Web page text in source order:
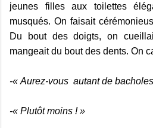
jeunes filles aux toilettes
musqués. On faisait
Du bout des doigts, on
mangeait du bout des dents. On
-« Aurez-vous autant de
-« Plutôt moins ! »